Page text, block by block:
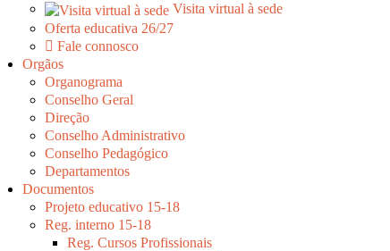
Visita virtual à sede
Oferta educativa 26/27
Fale connosco
Orgãos
Organograma
Conselho Geral
Direção
Conselho Administrativo
Conselho Pedagógico
Departamentos
Documentos
Projeto educativo 15-18
Reg. interno 15-18
Reg. Cursos Profissionais